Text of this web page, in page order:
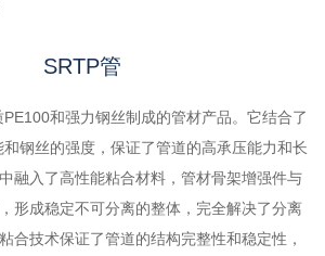
SRTP管
和强力钢丝制成的管材产品。它结合了
钢丝的强度，保证了管道的高承压能力和长
融入了高性能粘合材料，管材骨架增强件与
形成稳定不可分离的整体，完全解决了分离
合技术保证了管道的结构完整性和稳定性，